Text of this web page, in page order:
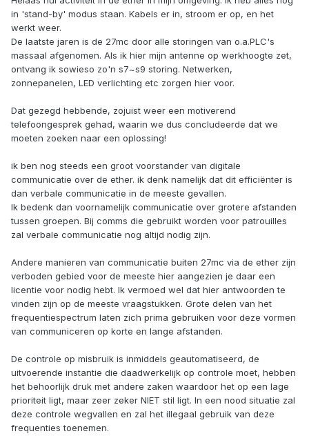
in 'stand-by' modus staan. Kabels er in, stroom er op, en het
werkt weer.
De laatste jaren is de 27mc door alle storingen van o.a.PLC's
massaal afgenomen. Als ik hier mijn antenne op werkhoogte zet,
ontvang ik sowieso zo'n s7~s9 storing. Netwerken,
zonnepanelen, LED verlichting etc zorgen hier voor.
Dat gezegd hebbende, zojuist weer een motiverend
telefoongesprek gehad, waarin we dus concludeerde dat we
moeten zoeken naar een oplossing!
ik ben nog steeds een groot voorstander van digitale
communicatie over de ether. ik denk namelijk dat dit efficiënter is
dan verbale communicatie in de meeste gevallen.
Ik bedenk dan voornamelijk communicatie over grotere afstanden
tussen groepen. Bij comms die gebruikt worden voor patrouilles
zal verbale communicatie nog altijd nodig zijn.
Andere manieren van communicatie buiten 27mc via de ether zijn
verboden gebied voor de meeste hier aangezien je daar een
licentie voor nodig hebt. Ik vermoed wel dat hier antwoorden te
vinden zijn op de meeste vraagstukken. Grote delen van het
frequentiespectrum laten zich prima gebruiken voor deze vormen
van communiceren op korte en lange afstanden.
De controle op misbruik is inmiddels geautomatiseerd, de
uitvoerende instantie die daadwerkelijk op controle moet, hebben
het behoorlijk druk met andere zaken waardoor het op een lage
prioriteit ligt, maar zeer zeker NIET stil ligt. In een nood situatie zal
deze controle wegvallen en zal het illegaal gebruik van deze
frequenties toenemen.